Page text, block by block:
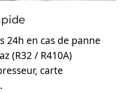
24h en cas de panne
(R32 / R410A)
carte